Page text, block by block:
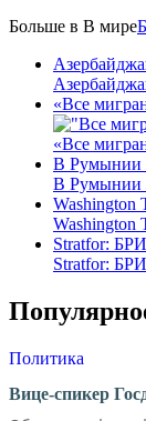
Больше в В мире
«Все
«Все
В Румынии
В Румынии
Washington
Washington
Stratfor:
Stratfor:
Политика
Вице-спикер